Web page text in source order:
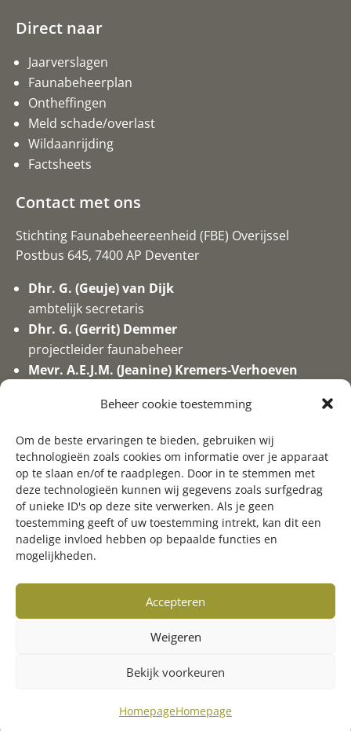
Beheer cookie toestemming
Om de beste ervaringen te bieden, gebruiken wij
technologieën zoals cookies om informatie over je apparaat
op te slaan en/of te raadplegen. Door in te stemmen met
deze technologieën kunnen wij gegevens zoals surfgedrag
of unieke ID's op deze site verwerken. Als je geen
toestemming geeft of uw toestemming intrekt, kan dit een
nadelige invloed hebben op bepaalde functies en
mogelijkheden.
Accepteren
Weigeren
Bekijk voorkeuren
HomepageHomepage
Direct naar
Jaarverslagen
Faunabeheerplan
Ontheffingen
Meld schade/overlast
Wildaanrijding
Factsheets
Contact met ons
Stichting Faunabeheereenheid (FBE) Overijssel
Postbus 645, 7400 AP Deventer
Dhr. G. (Geuje) van Dijk
ambtelijk secretaris
Dhr. G. (Gerrit) Demmer
projectleider faunabeheer
Mevr. A.E.J.M. (Jeanine) Kremers-Verhoeven
info@fbeoverijssel.nl
© Copyright 2023 FBE Overijssel